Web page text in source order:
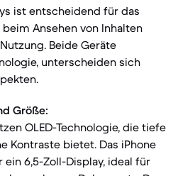
ist entscheidend für das
Ansehen von Inhalten
Beide Geräte
unterscheiden sich
Größe:
OLED-Technologie, die tiefe
Kontraste bietet. Das iPhone
ein 6,5-Zoll-Display, ideal für